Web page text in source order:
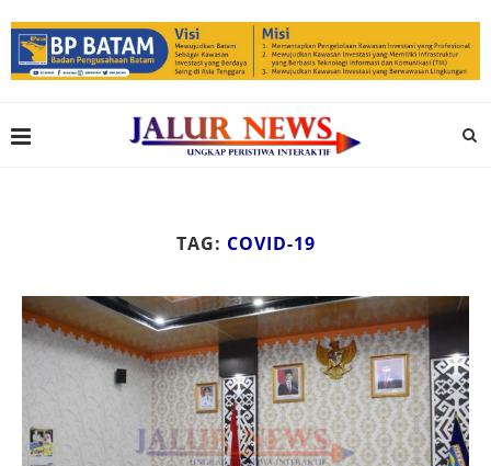
TAG: COVID-19